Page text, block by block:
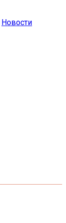
Новости